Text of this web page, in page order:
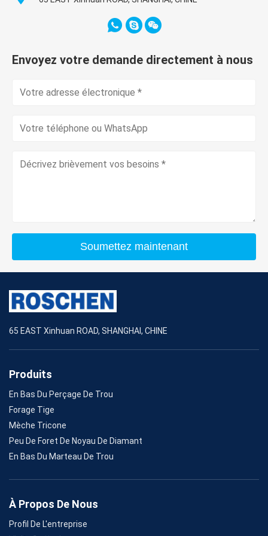
Envoyez votre demande directement à nous
Soumettez maintenant
65 EAST Xinhuan ROAD, SHANGHAI, CHINE
Produits
En Bas Du Perçage De Trou
Forage Tige
Mèche Tricone
Peu De Foret De Noyau De Diamant
En Bas Du Marteau De Trou
À Propos De Nous
Profil De L'entreprise